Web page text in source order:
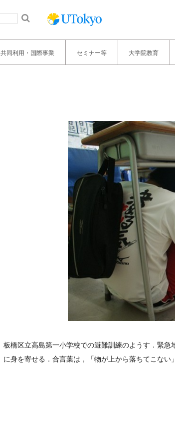
共同利用・国際事業 セミナー等 大学院教育
板橋区立高島第一小学校での避難訓練のようす．緊
に身を寄せる．合言葉は，「物が上から落ちてこない